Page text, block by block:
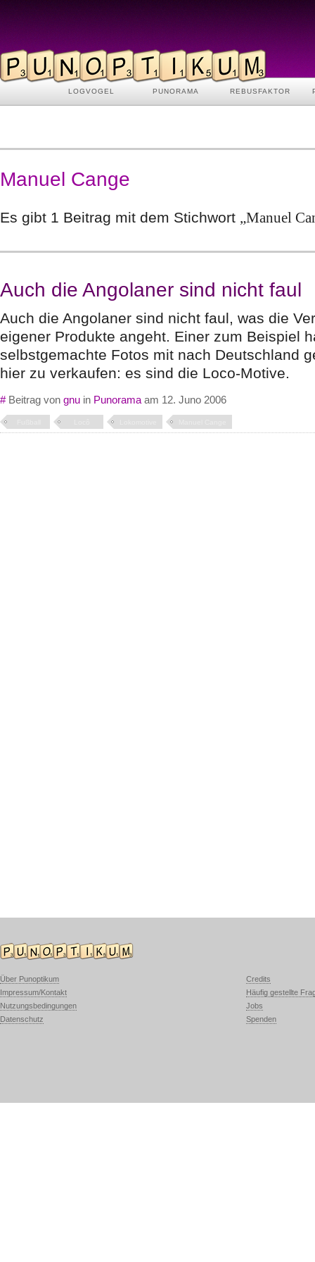
LOGVOGEL PUNORAMA REBUSFAKTOR
Manuel Cange
Es gibt 1 Beitrag mit dem Stichwort „Manuel
Auch die Angolaner sind nicht faul
Auch die Angolaner sind nicht faul, was die
eigener Produkte angeht. Einer zum Beispiel
selbstgemachte Fotos mit nach Deutschland
hier zu verkaufen: es sind die Loco-Motive.
#Beitrag von gnu in Punorama am 12. Juno 2006
Über Punoptikum
Impressum/Kontakt
Nutzungsbedingungen
Datenschutz
Credits
Häufig gestellte
Jobs
Spenden